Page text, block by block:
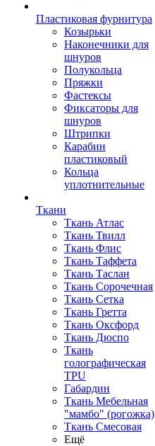
Пластиковая фурнитура
Козырьки
Наконечники для
шнуров
Полукольца
Пряжки
Фастексы
Фиксаторы для
шнуров
Штрипки
Карабин
пластиковый
Кольца
уплотнительные
Ткани
Ткань Атлас
Ткань Твилл
Ткань Флис
Ткань Таффета
Ткань Таслан
Ткань Сорочечная
Ткань Сетка
Ткань Гретта
Ткань Оксфорд
Ткань Дюспо
Ткань
голографическая
TPU
Габардин
Ткань Мебельная
"мамбо" (рогожка)
Ткань Смесовая
Ещё